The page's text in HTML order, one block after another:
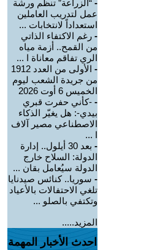
- “الزراعة” تنظم ورشة
عمل لتدريب العاملين
استعداداً لانتخابات ...
- رغم الاكتفاء الذاتي
من القمح.. أزمة مياه
الري تفاقم معاناة ا ...
-
الأولى من العدد 1912
من جريدة الشعب ليوم
الخميس 6 أوت 2026
- -كأني حفرت قبري
بيدي-: هل يغيّر الذكاء
الاصطناعي مصير آلاف
ا ...
-
بعد 30 أيلول.. إدارة
الدولة: السلاح خارج
الدولة سيُعامل بقان ...
- سوريا.. كنائس صيدنايا
تلغي الاحتفالات بالأعياد
وتكتفي بالصلو ...
المزيد.....
احدث الأخبار المهمة